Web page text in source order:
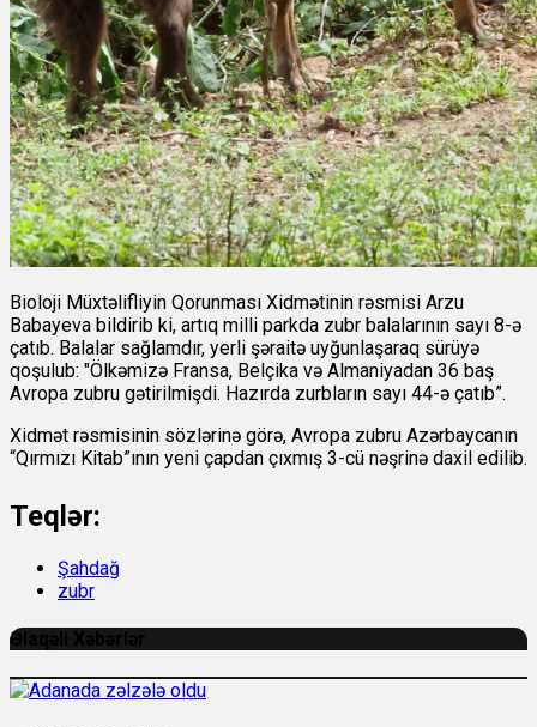
Bioloji Müxtəlifliyin Qorunması Xidmətinin rəsmisi Arzu
Babayeva bildirib ki, artıq milli parkda zubr balalarının sayı 8-ə
çatıb. Balalar sağlamdır, yerli şəraitə uyğunlaşaraq sürüyə
qoşulub: "Ölkəmizə Fransa, Belçika və Almaniyadan 36 baş
Avropa zubru gətirilmişdi. Hazırda zurbların sayı 44-ə çatıb”.
Xidmət rəsmisinin sözlərinə görə, Avropa zubru Azərbaycanın
“Qırmızı Kitab”ının yeni çapdan çıxmış 3-cü nəşrinə daxil edilib.
Teqlər:
Şahdağ
zubr
Əlaqəli Xəbərlər